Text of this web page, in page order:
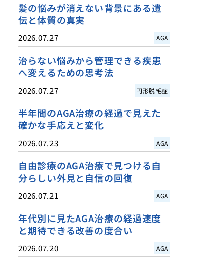
髪の悩みが消えない背景にある遺
伝と体質の真実
2026.07.27 AGA
治らない悩みから管理できる疾患
へ変えるための思考法
2026.07.27 円形脱毛症
半年間のAGA治療の経過で見えた
確かな手応えと変化
2026.07.23 AGA
自由診療のAGA治療で見つける自
分らしい外見と自信の回復
2026.07.21 AGA
年代別に見たAGA治療の経過速度
と期待できる改善の度合い
2026.07.20 AGA